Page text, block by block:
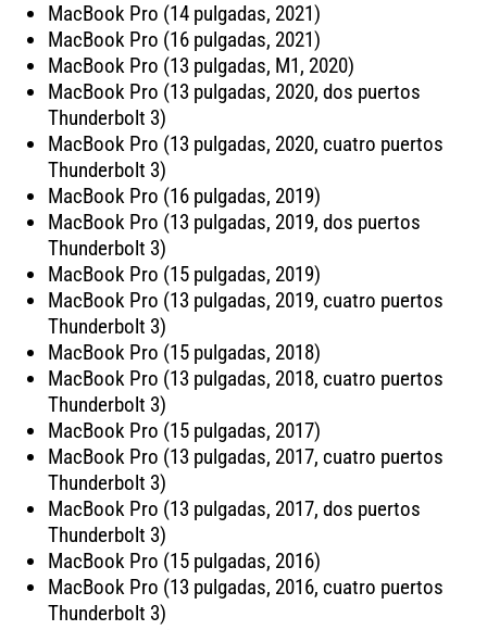
MacBook Pro (14 pulgadas, 2021)
MacBook Pro (16 pulgadas, 2021)
MacBook Pro (13 pulgadas, M1, 2020)
MacBook Pro (13 pulgadas, 2020, dos puertos
Thunderbolt 3)
MacBook Pro (13 pulgadas, 2020, cuatro puertos
Thunderbolt 3)
MacBook Pro (16 pulgadas, 2019)
MacBook Pro (13 pulgadas, 2019, dos puertos
Thunderbolt 3)
MacBook Pro (15 pulgadas, 2019)
MacBook Pro (13 pulgadas, 2019, cuatro puertos
Thunderbolt 3)
MacBook Pro (15 pulgadas, 2018)
MacBook Pro (13 pulgadas, 2018, cuatro puertos
Thunderbolt 3)
MacBook Pro (15 pulgadas, 2017)
MacBook Pro (13 pulgadas, 2017, cuatro puertos
Thunderbolt 3)
MacBook Pro (13 pulgadas, 2017, dos puertos
Thunderbolt 3)
MacBook Pro (15 pulgadas, 2016)
MacBook Pro (13 pulgadas, 2016, cuatro puertos
Thunderbolt 3)